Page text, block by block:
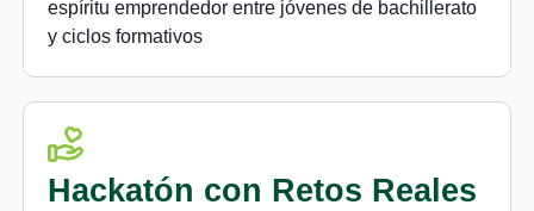
espíritu emprendedor entre jóvenes de bachillerato
y ciclos formativos
Hackatón con Retos Reales